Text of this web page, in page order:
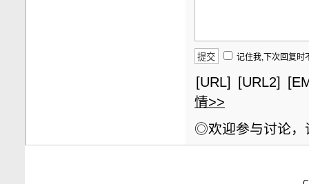
记住我,下次回复时
[URL] [URL2]
情>>
◎欢迎参与讨论，